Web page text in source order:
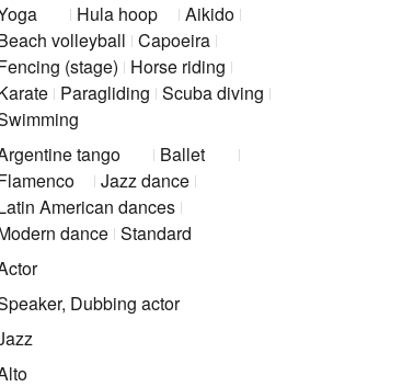
Hula hoop
Aikido
volleyball Capoeira
(stage) Horse riding
Paragliding Scuba diving
tango
Ballet
Jazz dance
American dances
dance Standard
Dubbing actor